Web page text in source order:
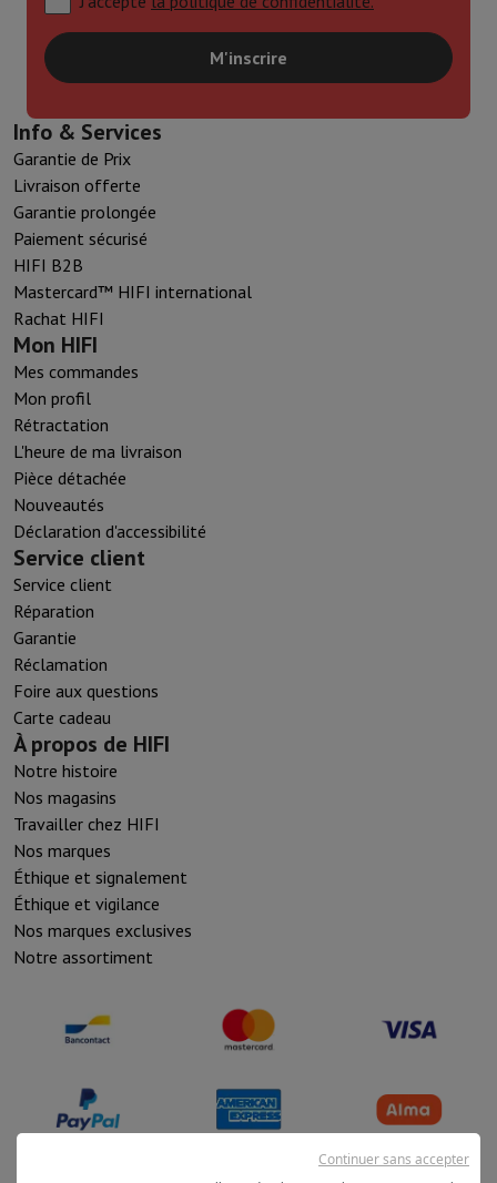
M'inscrire
Info & Services
Garantie de Prix
Livraison offerte
Garantie prolongée
Paiement sécurisé
HIFI B2B
Mastercard™ HIFI international
Rachat HIFI
Mon HIFI
Mes commandes
Mon profil
Rétractation
L'heure de ma livraison
Pièce détachée
Nouveautés
Déclaration d'accessibilité
Service client
Service client
Réparation
Garantie
Réclamation
Foire aux questions
Carte cadeau
À propos de HIFI
Notre histoire
Nos magasins
Travailler chez HIFI
Nos marques
Éthique et signalement
Éthique et vigilance
Nos marques exclusives
Notre assortiment
Continuer sans accepter